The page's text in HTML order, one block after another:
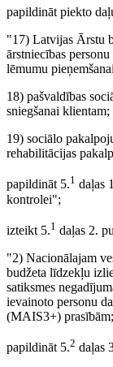
papildināt piekto
"17) Latvijas Ārstu
ārstniecības
lēmumu
18) pašvaldības
sniegšanai klientam;
19) sociālo
rehabilitācijas
papildināt 5.1 daļas
kontrolei";
izteikt 5.1 daļas 2.
"2) Nacionālajam
budžeta līdzekļu
satiksmes
ievainoto personu
(MAIS3+)
papildināt 5.2 daļas